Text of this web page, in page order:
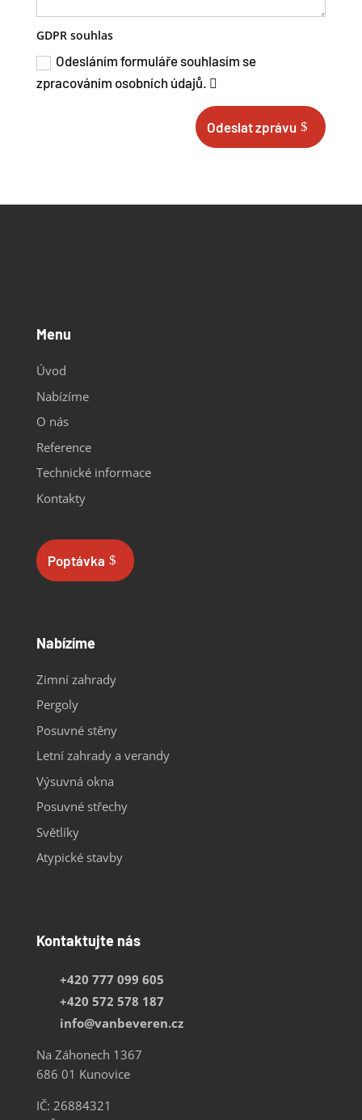
GDPR souhlas
Odesláním formuláře souhlasím se
zpracováním osobních údajů.
Odeslat zprávu
Menu
Úvod
Nabízíme
O nás
Reference
Technické informace
Kontakty
Poptávka
Nabízíme
Zimní zahrady
Pergoly
Posuvné stěny
Letní zahrady a verandy
Výsuvná okna
Posuvné střechy
Světlíky
Atypické stavby
Kontaktujte nás
+420 777 099 605
+420 572 578 187
info@vanbeveren.cz
Na Záhonech 1367
686 01 Kunovice
IČ: 26884321